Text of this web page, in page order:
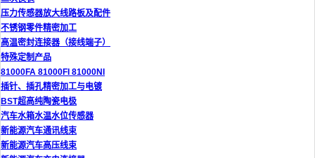
压力传感器放大线路板及配件
不锈钢零件精密加工
高温密封连接器（接线端子）
特殊定制产品
81000FA 81000FI 81000NI
插针、插孔精密加工与电镀
BST超高纯陶瓷电极
汽车水箱水温水位传感器
新能源汽车通讯线束
新能源汽车高压线束